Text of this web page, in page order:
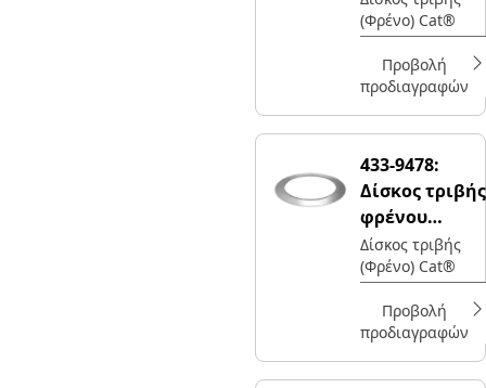
διαμέτρου
(Φρένο) Cat®
Προβολή
προδιαγραφών
433-9478:
Δίσκος τριβής
φρένου
εξωτερικής
διαμέτρου
Δίσκος τριβής
(Φρένο) Cat®
Προβολή
προδιαγραφών